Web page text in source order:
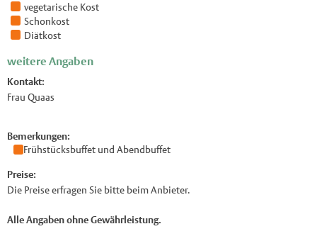
vegetarische Kost
Schonkost
Diätkost
weitere Angaben
Kontakt:
Frau Quaas
Bemerkungen:
Frühstücksbuffet und Abendbuffet
Preise:
Die Preise erfragen Sie bitte beim Anbieter.
Alle Angaben ohne Gewährleistung.